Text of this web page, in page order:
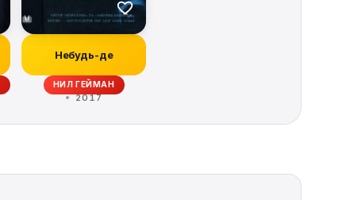
Небудь-де
НИЛ ГЕЙМАН
2017